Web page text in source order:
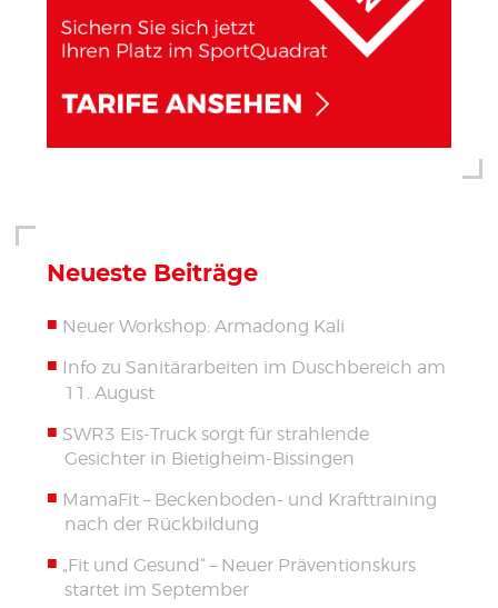
Neueste Beiträge
Neuer Workshop: Armadong Kali
Info zu Sanitärarbeiten im Duschbereich am
11. August
SWR3 Eis-Truck sorgt für strahlende
Gesichter in Bietigheim-Bissingen
MamaFit – Beckenboden- und Krafttraining
nach der Rückbildung
„Fit und Gesund“ – Neuer Präventionskurs
startet im September